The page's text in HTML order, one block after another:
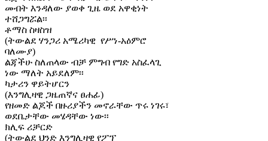
መብት እንዳለው ያወቀ ጊዜ ወደ አዋቂነት
ተሸጋግሯል፡፡
ቶማስ ስዛስዝ
(ትውልደ ሃንጋሪ አሜሪካዊ የሥነ-አዕምሮ
ባለሙያ)
ልጃችሁ ስለጠላው ብቻ ምግብ የግድ አስፈላጊ
ነው ማለት አይደለም፡፡
ካታሪን ዋይትሆርን
(እንግሊዛዊ ጋዜጠኛና ፀሐፊ)
የዘመድ ልጆች በዙሪያችን መኖራቸው ጥሩ ነገሩ፣
ወደቤታቸው መሄዳቸው ነው፡፡
ክሊፍ ሪቻርድ
(ትውልደ ህንድ እንግሊዛዊ የፖፕ